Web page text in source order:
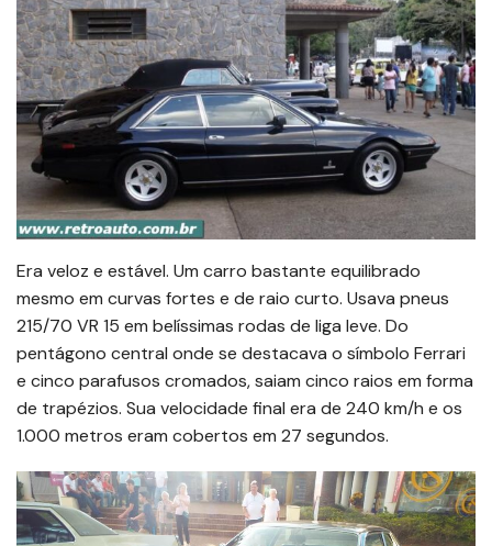
Era veloz e estável. Um carro bastante equilibrado
mesmo em curvas fortes e de raio curto. Usava pneus
215/70 VR 15 em belíssimas rodas de liga leve. Do
pentágono central onde se destacava o símbolo Ferrari
e cinco parafusos cromados, saiam cinco raios em forma
de trapézios. Sua velocidade final era de 240 km/h e os
1.000 metros eram cobertos em 27 segundos.